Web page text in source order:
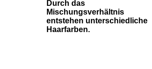
Durch das
Mischungsverhältnis
entstehen unterschiedliche
Haarfarben.